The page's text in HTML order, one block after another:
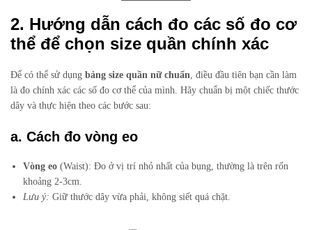
2. Hướng dẫn cách đo các số đo cơ
thể để chọn size quần chính xác
Để có thể sử dụng bảng size quần nữ chuẩn , điều đầu tiên bạn cần làm
là đo chính xác các số đo cơ thể của mình. Hãy chuẩn bị một chiếc thước
dây và thực hiện theo các bước sau:
a. Cách đo vòng eo
Vòng eo (Waist): Đo ở vị trí nhỏ nhất của bụng, thường là trên rốn
khoảng 2-3cm.
Lưu ý: Giữ thước dây vừa phải, không siết quá chặt.